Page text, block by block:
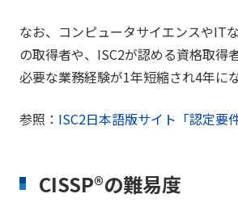
なお、コンピュータサイエンスやIT
の取得者や、ISC2が認める資格取得
必要な業務経験が1年短縮され4年にな
参照： ISC2日本語版サイト「認定要件
CISSP®の難易度